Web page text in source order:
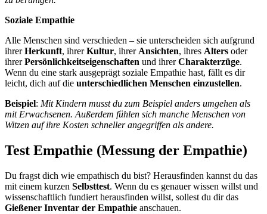
Soziale Empathie
Alle Menschen sind verschieden – sie unterscheiden sich aufgrund
ihrerHerkunft, ihrerKultur, ihrer Ansichten, ihres Alters oder
ihrerPersönlichkeitseigenschaften und ihrerCharakterzüge.
Wenn du eine stark ausgeprägt soziale Empathie hast, fällt es dir
leicht, dich auf die unterschiedlichen Menschen einzustellen.
Beispiel: Mit Kindern musst du zum Beispiel anders umgehen als
mit Erwachsenen. Außerdem fühlen sich manche Menschen von
Witzen auf ihre Kosten schneller angegriffen als andere.
Test Empathie (Messung der Empathie)
Du fragst dich wie empathisch du bist? Herausfinden kannst du das
mit einem kurzen Selbsttest. Wenn du es genauer wissen willst und
wissenschaftlich fundiert herausfinden willst, sollest du dir das
Gießener Inventar der Empathie anschauen.